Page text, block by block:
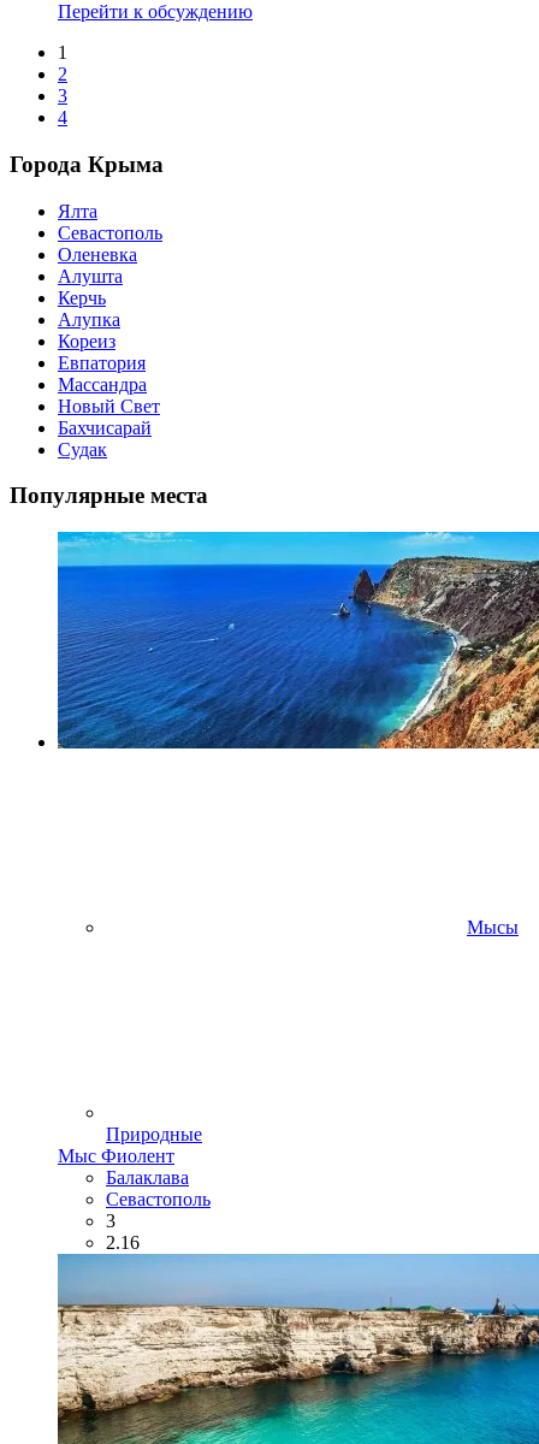
Перейти к обсуждению
1
2
3
4
Города Крыма
Ялта
Севастополь
Оленевка
Алушта
Керчь
Алупка
Кореиз
Евпатория
Массандра
Новый Свет
Бахчисарай
Судак
Популярные места
Мысы
Природные
Мыс Фиолент
Балаклава
Севастополь
3
2.16